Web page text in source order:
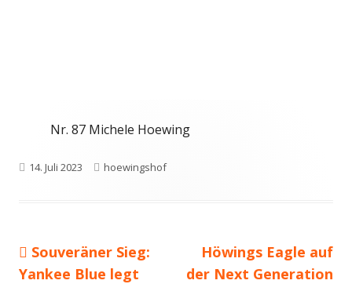
Nr. 87 Michele Hoewing
Veröffentlicht
14. Juli 2023 Autor
hoewingshof
Beitragsnavigation
Vorheriger
Beitrag:
Souveräner Sieg:
Yankee Blue legt
Nächster
Beitrag
Höwings Eagle auf
der Next Generation